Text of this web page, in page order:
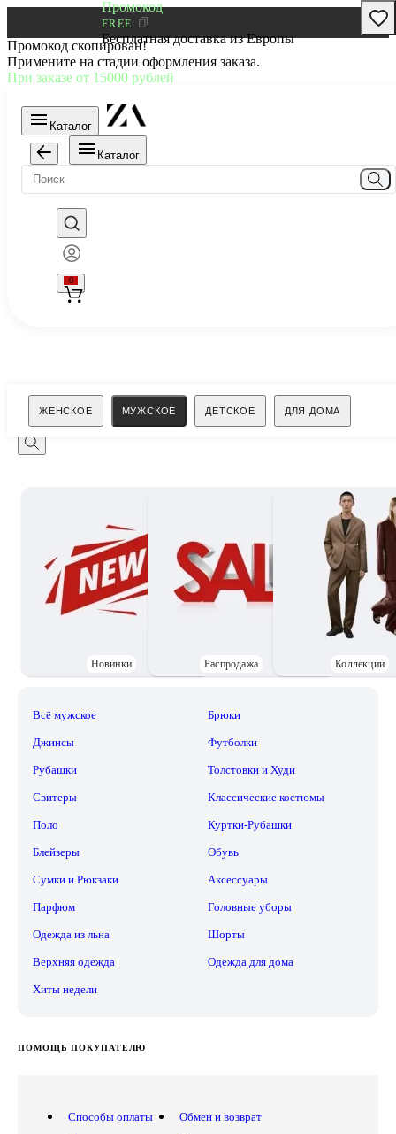
Промокод
FREE
Бесплатная доставка из Европы
Промокод скопирован!
Примените на стадии оформления заказа.
При заказе от 15000 рублей
Каталог
Каталог
0
ЖЕНСКОЕ МУЖСКОЕ ДЕТСКОЕ ДЛЯ ДОМА
Поиск
Новинки Распродажа Коллекции
Всё мужское Брюки
Джинсы Футболки
Рубашки Толстовки и Худи
Свитеры Классические костюмы
Поло Куртки-Рубашки
Блейзеры Обувь
Сумки и Рюкзаки Аксессуары
Парфюм Головные уборы
Одежда из льна Шорты
Верхняя одежда Одежда для дома
Хиты недели
ПОМОЩЬ ПОКУПАТЕЛЮ
Способы оплаты
Обмен и возврат